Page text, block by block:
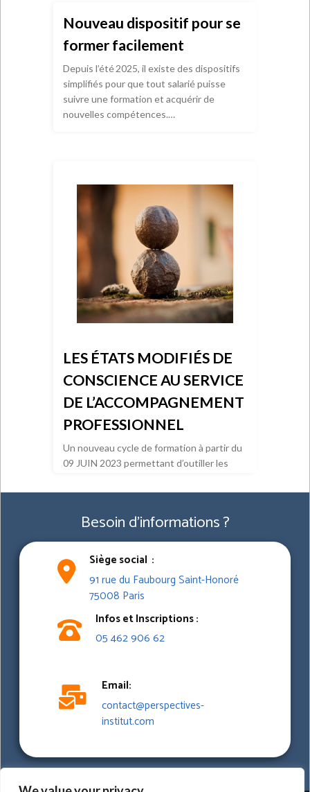
Nouveau dispositif pour se
former facilement
Depuis l’été 2025, il existe des dispositifs
simplifiés pour que tout salarié puisse
suivre une formation et acquérir de
nouvelles compétences.…
LES ÉTATS MODIFIÉS DE
CONSCIENCE AU SERVICE
DE L’ACCOMPAGNEMENT
PROFESSIONNEL
Un nouveau cycle de formation à partir du
09 JUIN 2023 permettant d’outiller les
l’accompagnement au changement. Vous…
Besoin d'informations ?
Siège social :
91 rue du Faubourg Saint-Honoré
75008 Paris
Infos et Inscriptions :
05 462 906 62
Email:
contact@perspectives-
institut.com